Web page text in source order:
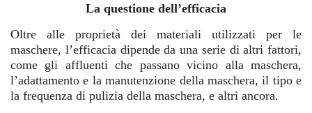
La questione dell’efficacia
Oltre alle proprietà dei materiali utilizzati per le
maschere, l’efficacia dipende da una serie di altri fattori,
come gli affluenti che passano vicino alla maschera,
l’adattamento e la manutenzione della maschera, il tipo e
la frequenza di pulizia della maschera, e altri ancora.